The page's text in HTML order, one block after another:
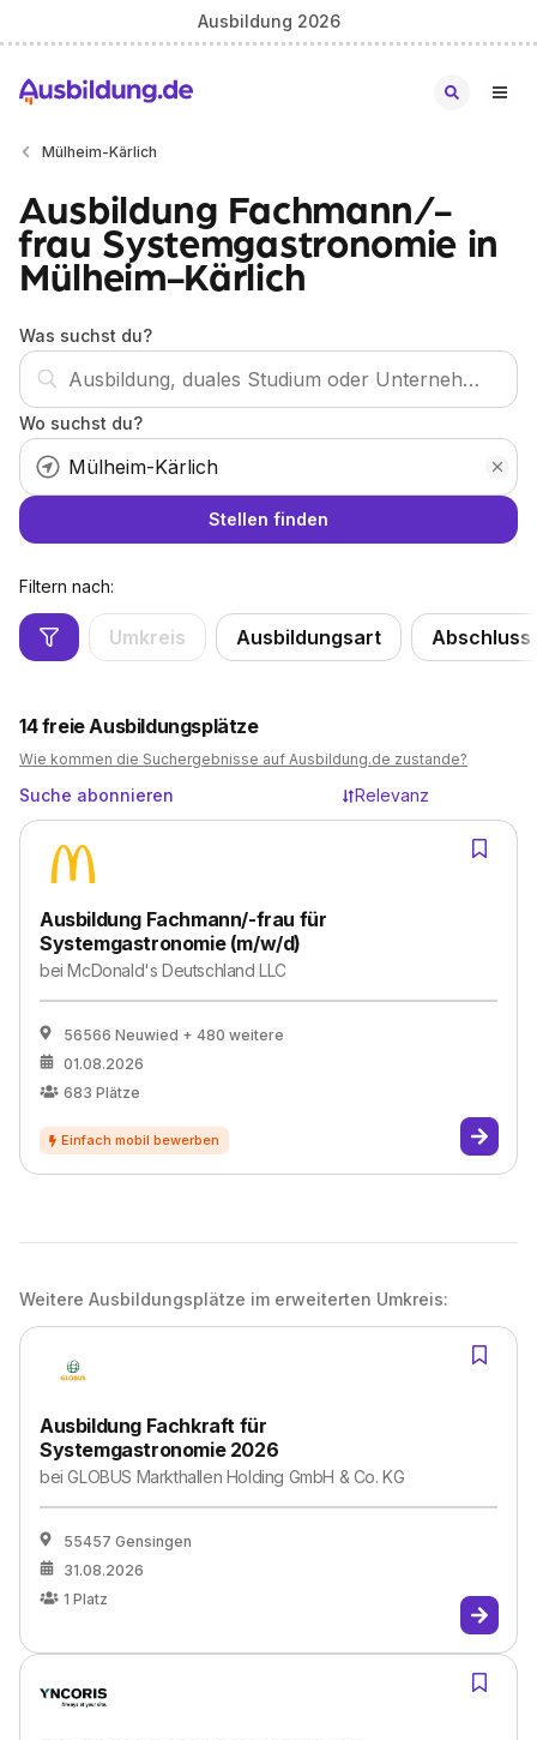
Ausbildung 2026
Mülheim-Kärlich
Ausbildung Fachmann/-
frau Systemgastronomie in
Mülheim-Kärlich
Was suchst du?
Wo suchst du?
Stellen finden
Filtern nach:
Umkreis Ausbildungsart Abschluss
14freie Ausbildungsplätze
Wie kommen die Suchergebnisse auf Ausbildung.de zustande?
Suche abonnieren Relevanz
Ausbildung Fachmann/-frau für
Systemgastronomie (m/w/d)
beiMcDonald's Deutschland LLC
56566 Neuwied + 480 weitere
01.08.2026
683 Plätze
Weitere Ausbildungsplätze im erweiterten Umkreis:
Ausbildung Fachkraft für
Systemgastronomie 2026
beiGLOBUS Markthallen Holding GmbH & Co. KG
55457 Gensingen
31.08.2026
1 Platz